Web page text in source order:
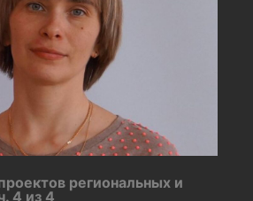
региональных и
4 из 4